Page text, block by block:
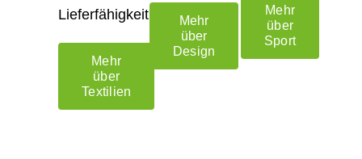
Lieferfähigkeit.
Mehr
über
Textilien
Mehr
über
Design
Mehr
über
Sport